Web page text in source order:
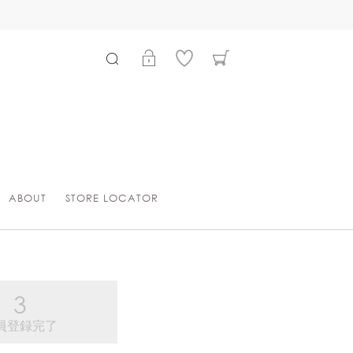
ABOUT STORE LOCATOR
登録完了